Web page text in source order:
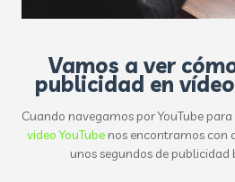
Vamos a ver
publicidad en
Cuando navegamos por YouTube
video YouTube nos encontramos con
unos segundos de